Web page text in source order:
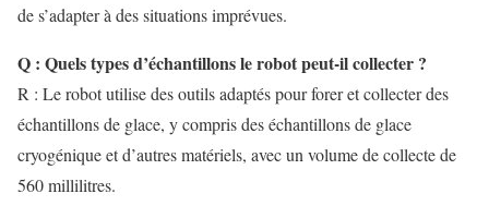
de s’adapter à des situations imprévues.
Q : Quels types d’échantillons le robot peut-il collecter ?
R : Le robot utilise des outils adaptés pour forer et collecter des
échantillons de glace, y compris des échantillons de glace
cryogénique et d’autres matériels, avec un volume de collecte de
560 millilitres.